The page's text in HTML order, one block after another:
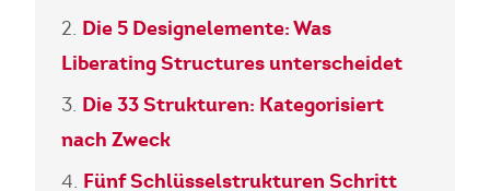
Die 5 Designelemente: Was
Liberating Structures unterscheidet
Die 33 Strukturen: Kategorisiert
nach Zweck
Fünf Schlüsselstrukturen Schritt